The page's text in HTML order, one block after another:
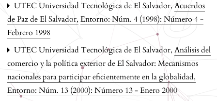
UTEC Universidad Tecnológica de El Salvador,Acuerdos
de Paz de El Salvador, Entorno: Núm. 4 (1998): Número 4 -
Febrero 1998
UTEC Universidad Tecnológica de El Salvador, Análisis del
comercio y la política exterior de El Salvador: Mecanismos
nacionales para participar eficientemente en la globalidad,
Entorno: Núm. 13 (2000): Número 13 - Enero 2000